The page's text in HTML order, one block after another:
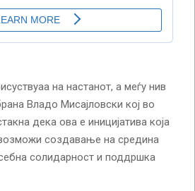
на настанот, а меѓу нив
Владо Мисајловски кој во
дека ова е иницијатива која
создавање на средина
солидарност и поддршка